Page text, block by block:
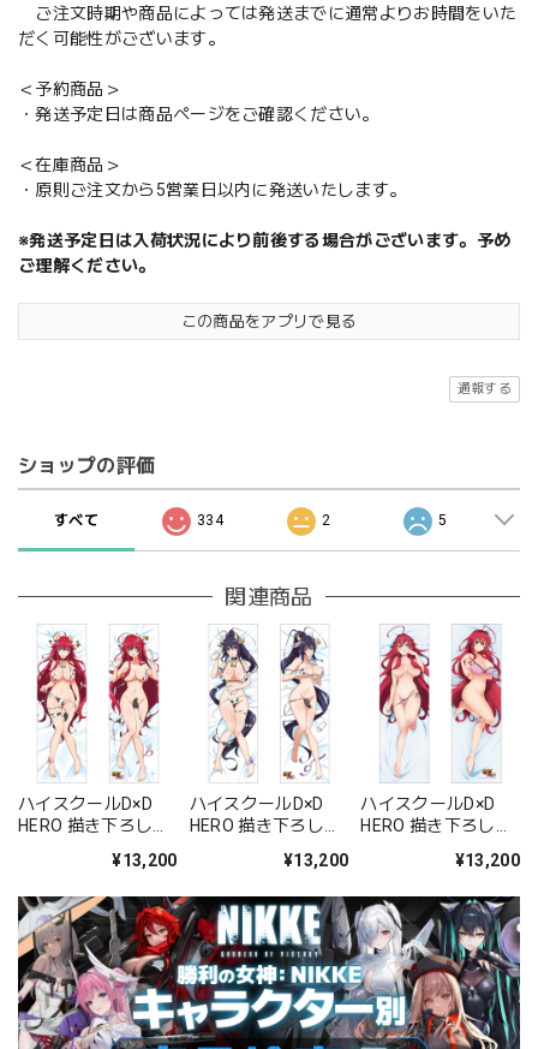
ご注文時期や商品によっては発送までに通常よりお時間をいた
だく可能性がございます。
＜予約商品＞
・発送予定日は商品ページをご確認ください。
＜在庫商品＞
・原則ご注文から5営業日以内に発送いたします。
※発送予定日は入荷状況により前後する場合がございます。予め
ご理解ください。
この商品をアプリで見る
通報する
ショップの評価
すべて 334 2 5
関連商品
ハイスクールD×D
HERO 描き下ろし抱
ス・グレモリー/牛
コット
¥13,200
ハイスクールD×D
HERO 描き下ろし抱
¥13,200
ハイスクールD×D
HERO 描き下ろし抱
ス)2WAYトリコット
¥13,200